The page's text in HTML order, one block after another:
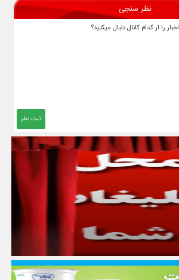
نظر سنجی
اخبار را از کدام کانال دنبال میکنید؟
ثبت نظر